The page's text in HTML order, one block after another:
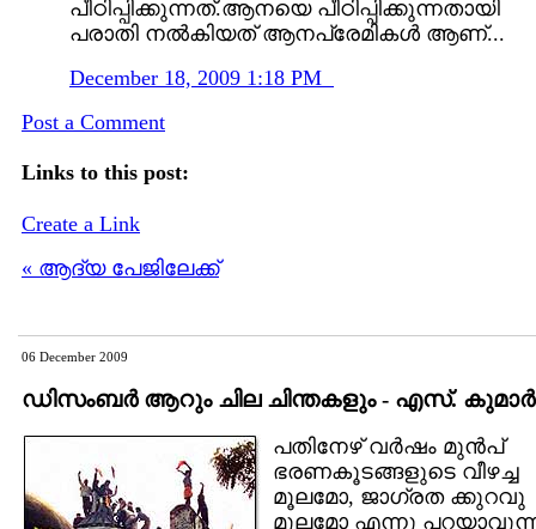
പീഠിപ്പിക്കുന്നത്‌.ആനയെ പീഠിപ്പിക്കുന്നതായി
പരാതി നൽകിയത്‌ ആനപ്രേമികൾ ആണ്‌...
December 18, 2009 1:18 PM
Post a Comment
Links to this post:
Create a Link
« ആദ്യ പേജിലേക്ക്
06 December 2009
ഡിസംബര്‍ ആറും ചില ചിന്തകളും - എസ്. കുമാര്‍
പതിനേഴ്‌ വര്‍ഷം മുന്‍പ്‌
ഭരണകൂടങ്ങളുടെ വീഴച്ച
മൂലമോ, ജാഗ്രത ക്കുറവു
മൂലമോ എന്നു